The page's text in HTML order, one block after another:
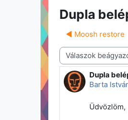
Dupla
◀︎ Moosh restore
Megjelenítési mód
Dupla
Barta
Válaszok
Üdvözlöm,